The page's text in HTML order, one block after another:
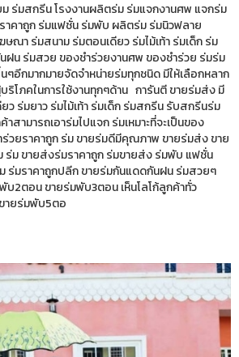
ร่มสกรีน โรงงานผลิตร่ม ร่มแจกงานศพ แจกร่ม
าคาถูก ร่มแฟชั่น ร่มพับ ผลิตร่ม ร่มนิวฟลาย
ณา ร่มสนาม ร่มตอนเดียว ร่มไม้เท้า ร่มเด็ก ร่ม
ฝน ร่มสวย ของชำร่วยงานศพ ของชำร่วย ร่มร่ม
อีกมากมายจัดจำหน่ายร่มทุกชนิด มีให้เลือกหลาก
โภคในการใช้งานทุกๆด้าน การันตี ขายร่มส่ง มี
ร่มยาว ร่มไม้เท้า ร่มเด็ก ร่มสกรีน รับสกรีนร่ม
ามารถเอาร่มไปแจก ร่มเหมาะที่จะเป็นของ
วยราคาถูก ร่ม ขายร่มดีมีคุณภาพ ขายร่มส่ง ขาย
ร่ม ขายส่งร่มราคาถูก ร่มขายส่ง ร่มพับ แฟชั่น
ร่มราคาถูกปลีก ขายร่มกันแดดกันฝน ร่มสวยๆ
บ2ตอน ขายร่มพับ3ตอน เห็นโลโก้ลูกค้าทั่ว
ายร่มพับ5ตอ